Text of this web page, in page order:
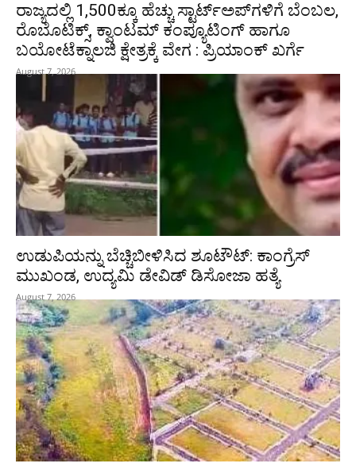
ರಾಜ್ಯದಲ್ಲಿ 1,500ಕ್ಕೂ ಹೆಚ್ಚು ಸ್ಟಾರ್ಟ್‌ಅಪ್‌ಗಳಿಗೆ ಬೆಂಬಲ,
ರೊಬೊಟಿಕ್ಸ್, ಕ್ವಾಂಟಮ್ ಕಂಪ್ಯೂಟಿಂಗ್ ಹಾಗೂ
ಬಯೋಟೆಕ್ನಾಲಜಿ ಕ್ಷೇತ್ರಕ್ಕೆ ವೇಗ : ಪ್ರಿಯಾಂಕ್‌ ಖರ್ಗೆ
August 7, 2026
ಉಡುಪಿಯನ್ನು ಬೆಚ್ಚಿಬೀಳಿಸಿದ ಶೂಟೌಟ್‌: ಕಾಂಗ್ರೆಸ್‌
ಮುಖಂಡ, ಉದ್ಯಮಿ ಡೇವಿಡ್ ಡಿಸೋಜಾ ಹತ್ಯೆ
August 7, 2026